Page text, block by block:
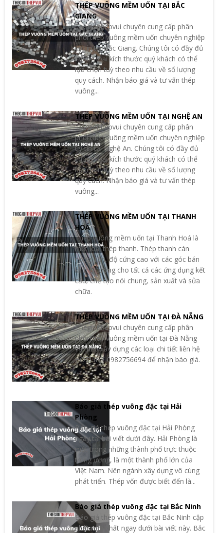
THÉP VUÔNG MỀM UỐN TẠI BẮC
GIANG
Thegioithepvui chuyên cung cấp phân
phối thép vuông mềm uốn chuyên nghiệp
uy tín tại Bắc Giang. Chúng tôi có đầy đủ
chủng loại kích thước quý khách có thể
lựa chọn tuỳ theo nhu cầu về số lượng
quy cách. Nhận báo giá và tư vấn thép
vuông...
THÉP VUÔNG MỀM UỐN TẠI NGHỆ AN
Thegioithepvui chuyên cung cấp phân
phối thép vuông mềm uốn chuyên nghiệp
uy tín tại Nghệ An. Chúng tôi có đầy đủ
chủng loại kích thước quý khách có thể
lựa chọn tuỳ theo nhu cầu về số lượng
quy cách. Nhận báo giá và tư vấn thép
vuông...
THÉP VUÔNG MỀM UỐN TẠI THANH
HOÁ
Thép vuông mềm uốn tại Thanh Hoá là
một loại thép thanh. Thép thanh cán
nóng, rắn, độ cứng cao với các góc bán
kính lý tưởng cho tất cả các ứng dụng kết
cấu, chế tạo nói chung, sản xuất và sửa
chữa.
THÉP VUÔNG MỀM UỐN TẠI ĐÀ NẴNG
Thegioithepvui chuyên cung cấp phân
phối thép vuông mềm uốn tại Đà Nẵng
và thép xây dựng các loại chi tiết liên hệ
HOTLINE 0982756694 để nhận báo giá.
Báo giá thép vuông đặc tại Hải
Phòng
Báo giá thép vuông đặc tại Hải Phòng
ngay tại bài viết dưới đây. Hải Phòng là
một trong những thành phố trực thuộc
trung ương, là một thành phố lớn của
Việt Nam. Nên ngành xây dựng vô cùng
phát triển. Thép vốn được biết đến là...
Báo giá thép vuông đặc tại Bắc Ninh
Báo giá thép vuông đặc tại Bắc Ninh cập
nhật mới nhất ngay dưới bài viết này. Bắc